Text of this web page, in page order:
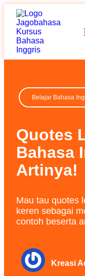
Belajar Bahasa
Quotes
Bahasa
Artinya!
Mau tau quotes
keren sebagai
contoh beserta
Kreasi